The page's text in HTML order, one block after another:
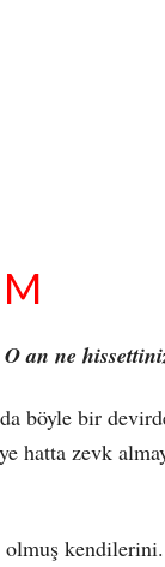
an ne
böyle bir
hatta zevk
olmuş